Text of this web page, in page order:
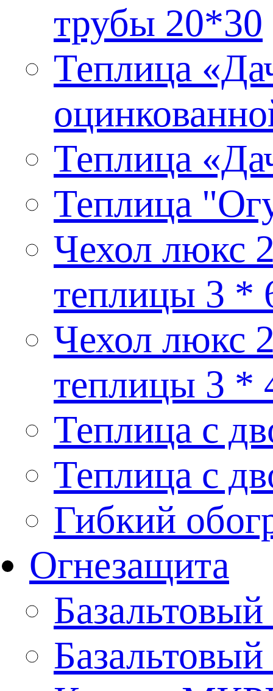
трубы 20*30
Теплица
Теплица
Теплица
Чехол люкс
теплицы 3 *
Чехол люкс
теплицы 3 *
Теплица с
Теплица с
Гибкий
Огнезащита